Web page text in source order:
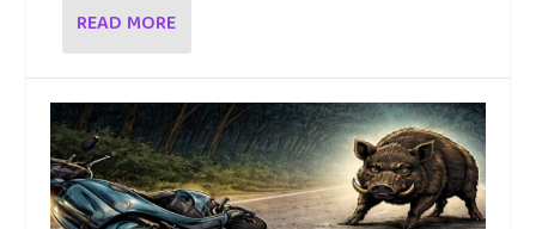
READ MORE